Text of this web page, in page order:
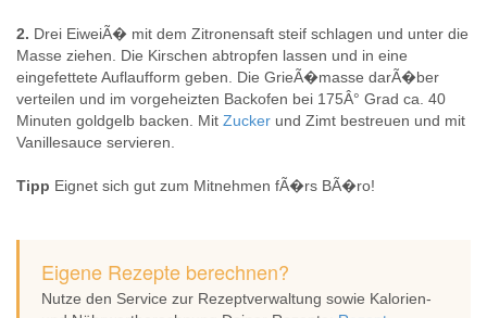
2. Drei EiweiÃ� mit dem Zitronensaft steif schlagen und unter die
Masse ziehen. Die Kirschen abtropfen lassen und in eine
eingefettete Auflaufform geben. Die GrieÃ�masse darÃ�ber
verteilen und im vorgeheizten Backofen bei 175Â° Grad ca. 40
Minuten goldgelb backen. Mit Zucker und Zimt bestreuen und mit
Vanillesauce servieren.
Tipp Eignet sich gut zum Mitnehmen fÃ�rs BÃ�ro!
Eigene Rezepte berechnen?
Nutze den Service zur Rezeptverwaltung sowie Kalorien-